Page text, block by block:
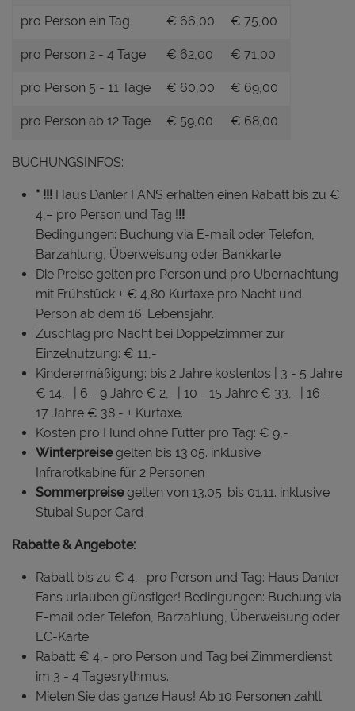
pro Person ein Tag € 66,00 € 75,00
pro Person 2 - 4 Tage € 62,00 € 71,00
pro Person 5 - 11 Tage € 60,00 € 69,00
pro Person ab 12 Tage € 59,00 € 68,00
BUCHUNGSINFOS:
* !!! Haus Danler FANS erhalten einen Rabatt bis zu €
4,– pro Person und Tag !!!
Bedingungen: Buchung via E-mail oder Telefon,
Barzahlung, Überweisung oder Bankkarte
Die Preise gelten pro Person und pro Übernachtung
mit Frühstück + € 4,80 Kurtaxe pro Nacht und
Person ab dem 16. Lebensjahr.
Zuschlag pro Nacht bei Doppelzimmer zur
Einzelnutzung: € 11,-
Kinderermäßigung: bis 2 Jahre kostenlos | 3 - 5 Jahre
€ 14,- | 6 - 9 Jahre € 2,- | 10 - 15 Jahre € 33,- | 16 -
17 Jahre € 38,- + Kurtaxe.
Kosten pro Hund ohne Futter pro Tag: € 9,-
Winterpreisegelten bis 13.05. inklusive
Infrarotkabine für 2 Personen
Sommerpreisegelten von 13.05. bis 01.11. inklusive
Stubai Super Card
Rabatte & Angebote:
Rabatt bis zu € 4,- pro Person und Tag: Haus Danler
Fans urlauben günstiger! Bedingungen: Buchung via
E-mail oder Telefon, Barzahlung, Überweisung oder
EC-Karte
Rabatt: € 4,- pro Person und Tag bei Zimmerdienst
im 3 - 4 Tagesrythmus.
Mieten Sie das ganze Haus! Ab 10 Personen zahlt